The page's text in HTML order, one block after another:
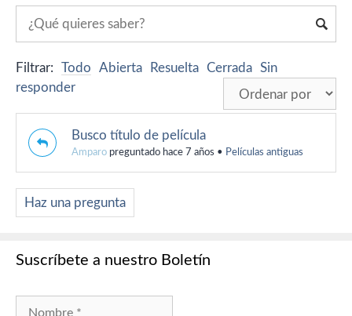
Filtrar: Todo Abierta Resuelta Cerrada Sin
responder
Busco título de película
Amparo preguntado hace 7 años • Películas antiguas
Haz una pregunta
Suscríbete a nuestro Boletín